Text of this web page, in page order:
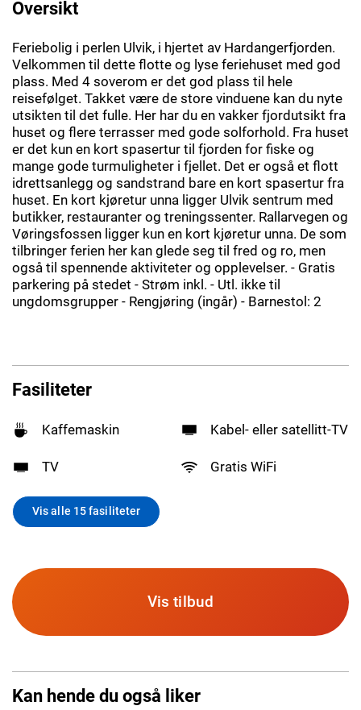
Oversikt
Feriebolig i perlen Ulvik, i hjertet av Hardangerfjorden.
Velkommen til dette flotte og lyse feriehuset med god
plass. Med 4 soverom er det god plass til hele
reisefølget. Takket være de store vinduene kan du nyte
utsikten til det fulle. Her har du en vakker fjordutsikt fra
huset og flere terrasser med gode solforhold. Fra huset
er det kun en kort spasertur til fjorden for fiske og
mange gode turmuligheter i fjellet. Det er også et flott
idrettsanlegg og sandstrand bare en kort spasertur fra
huset. En kort kjøretur unna ligger Ulvik sentrum med
butikker, restauranter og treningssenter. Rallarvegen og
Vøringsfossen ligger kun en kort kjøretur unna. De som
tilbringer ferien her kan glede seg til fred og ro, men
også til spennende aktiviteter og opplevelser. - Gratis
parkering på stedet - Strøm inkl. - Utl. ikke til
ungdomsgrupper - Rengjøring (ingår) - Barnestol: 2
Fasiliteter
Kaffemaskin Kabel- eller satellitt-TV
TV Gratis WiFi
Vis alle 15 fasiliteter
Vis tilbud
Kan hende du også liker